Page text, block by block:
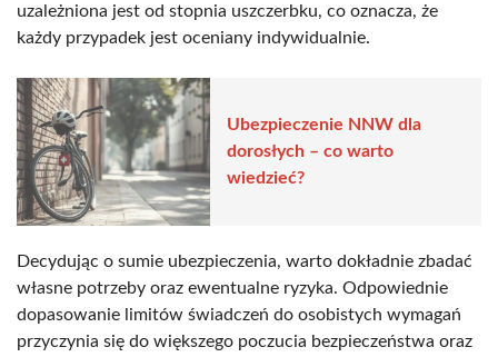
uzależniona jest od stopnia uszczerbku, co oznacza, że
każdy przypadek jest oceniany indywidualnie.
Ubezpieczenie NNW dla
dorosłych – co warto
wiedzieć?
Decydując o sumie ubezpieczenia, warto dokładnie zbadać
własne potrzeby oraz ewentualne ryzyka. Odpowiednie
dopasowanie limitów świadczeń do osobistych wymagań
przyczynia się do większego poczucia bezpieczeństwa oraz